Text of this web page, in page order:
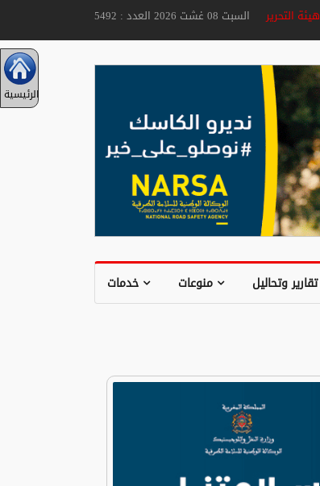
هيئة التحريرالسبت 08 غشت 2026 العدد : 5492
تقارير وتحاليل منوعات خدمات
الرئيسية